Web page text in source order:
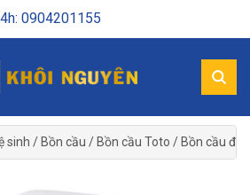
0904201155
sinh / Bồn cầu / Bồn cầu Toto / Bồn cầu